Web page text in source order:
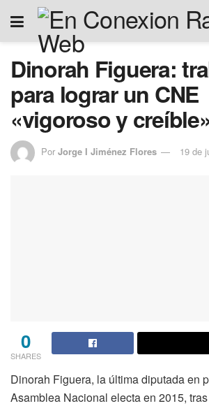
Dinorah Figuera:
para lograr un CNE
«vigoroso y creíble»
Por Jorge I Jiménez Flores 19 de
0
SHARES
Dinorah Figuera, la última diputada en
Asamblea Nacional electa en 2015,